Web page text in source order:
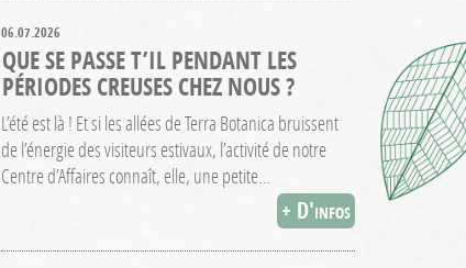
06.07.2026
QUE SE PASSE T’IL PENDANT LES
PÉRIODES CREUSES CHEZ NOUS ?
L’été est là ! Et si les allées de Terra Botanica bruissent
de l’énergie des visiteurs estivaux, l’activité de notre
Centre d’Affaires connaît, elle, une petite…
+ D'infos